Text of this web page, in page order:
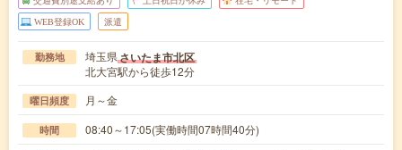
WEB登録OK 派遣
勤務地 埼玉県さいたま市北区
北大宮駅から徒歩12分
曜日頻度 月～金
時間 08:40～17:05(実働時間07時間40分)